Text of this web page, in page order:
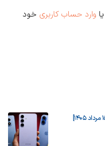
وارد حساب کاربری خود